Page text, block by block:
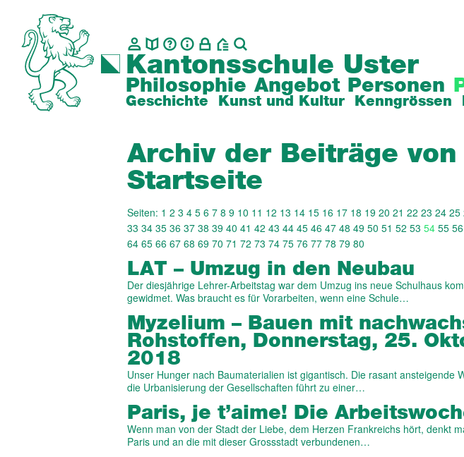
Kantonsschule Uster
Philosophie Angebot Personen
Geschichte Kunst und Kultur Kenngrössen
Archiv der Beiträge von
Startseite
Seiten: 1 2 3 4 5 6 7 8 9 10 11 12 13 14 15 16 17 18 19 20 21 22 23 24 25
33 34 35 36 37 38 39 40 41 42 43 44 45 46 47 48 49 50 51 52 53 54 55 56
64 65 66 67 68 69 70 71 72 73 74 75 76 77 78 79 80
LAT – Umzug in den Neubau
Der diesjährige Lehrer-Arbeitstag war dem Umzug ins neue Schulhaus
gewidmet. Was braucht es für Vorarbeiten, wenn eine Schule…
Myzelium – Bauen mit
Roh­stoffen, Donnerstag, 25.
2018
Unser Hunger nach Baumaterialien ist gigantisch. Die rasant ansteigende
die Urbanisierung der Gesellschaften führt zu einer…
Paris, je t’aime! Die
Wenn man von der Stadt der Liebe, dem Herzen Frankreichs hört, denkt
Paris und an die mit dieser Grossstadt verbundenen…